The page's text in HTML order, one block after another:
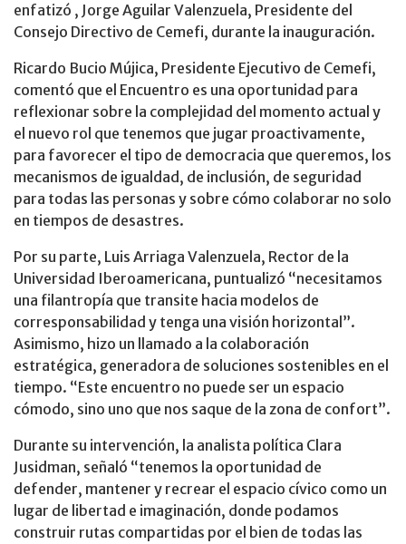
enfatizó , Jorge Aguilar Valenzuela, Presidente del
Consejo Directivo de Cemefi, durante la inauguración.
Ricardo Bucio Mújica, Presidente Ejecutivo de Cemefi,
comentó que el Encuentro es una oportunidad para
reflexionar sobre la complejidad del momento actual y
el nuevo rol que tenemos que jugar proactivamente,
para favorecer el tipo de democracia que queremos, los
mecanismos de igualdad, de inclusión, de seguridad
para todas las personas y sobre cómo colaborar no solo
en tiempos de desastres.
Por su parte, Luis Arriaga Valenzuela, Rector de la
Universidad Iberoamericana, puntualizó “necesitamos
una filantropía que transite hacia modelos de
corresponsabilidad y tenga una visión horizontal”.
Asimismo, hizo un llamado a la colaboración
estratégica, generadora de soluciones sostenibles en el
tiempo. “Este encuentro no puede ser un espacio
cómodo, sino uno que nos saque de la zona de confort”.
Durante su intervención, la analista política Clara
Jusidman, señaló “tenemos la oportunidad de
defender, mantener y recrear el espacio cívico como un
lugar de libertad e imaginación, donde podamos
construir rutas compartidas por el bien de todas las